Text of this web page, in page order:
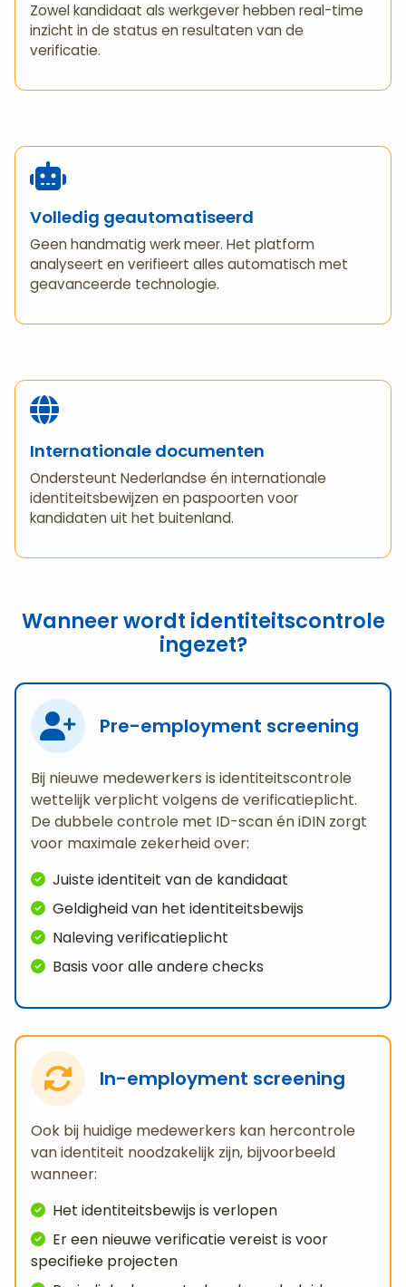
Zowel kandidaat als werkgever hebben real-time
inzicht in de status en resultaten van de
verificatie.
Volledig geautomatiseerd
Geen handmatig werk meer. Het platform
analyseert en verifieert alles automatisch met
geavanceerde technologie.
Internationale documenten
Ondersteunt Nederlandse én internationale
identiteitsbewijzen en paspoorten voor
kandidaten uit het buitenland.
Wanneer wordt identiteitscontrole
ingezet?
Pre-employment screening
Bij nieuwe medewerkers is identiteitscontrole
wettelijk verplicht volgens de verificatieplicht.
De dubbele controle met ID-scan én iDIN zorgt
voor maximale zekerheid over:
Juiste identiteit van de kandidaat
Geldigheid van het identiteitsbewijs
Naleving verificatieplicht
Basis voor alle andere checks
In-employment screening
Ook bij huidige medewerkers kan hercontrole
van identiteit noodzakelijk zijn, bijvoorbeeld
wanneer:
Het identiteitsbewijs is verlopen
Er een nieuwe verificatie vereist is voor
specifieke projecten